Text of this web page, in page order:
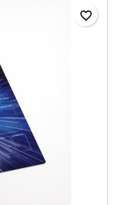
favorite_border